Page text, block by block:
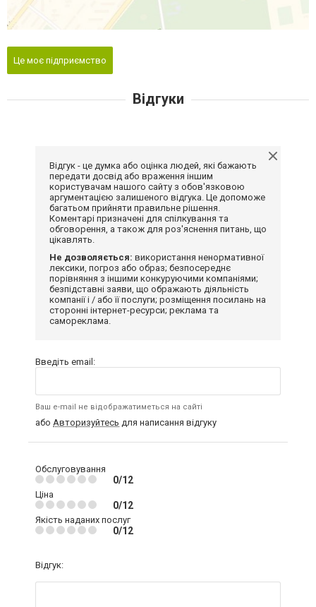
Це моє підприємство
Відгуки
Відгук - це думка або оцінка людей, які бажають
передати досвід або враження іншим
користувачам нашого сайту з обов'язковою
аргументацією залишеного відгука. Це допоможе
багатьом прийняти правильне рішення.
Коментарі призначені для спілкування та
обговорення, а також для роз'яснення питань, що
цікавлять.
Не дозволяється: використання ненормативної
лексики, погроз або образ; безпосереднє
порівняння з іншими конкуруючими компаніями;
безпідставні заяви, що ображають діяльність
компанії і / або її послуги; розміщення посилань на
сторонні інтернет-ресурси; реклама та
самореклама.
Введіть email:
Ваш e-mail не відображатиметься на сайті
або Авторизуйтесь для написання відгуку
Обслуговування
0/12
Ціна
0/12
Якість наданих послуг
0/12
Відгук: